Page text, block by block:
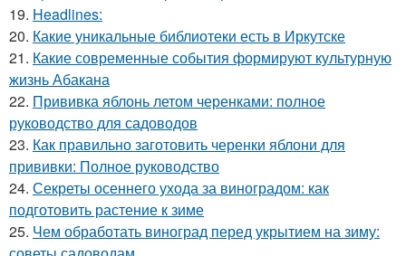
19. Headlines:
20. Какие уникальные библиотеки есть в Иркутске
21. Какие современные события формируют культурную
жизнь Абакана
22. Прививка яблонь летом черенками: полное
руководство для садоводов
23. Как правильно заготовить черенки яблони для
прививки: Полное руководство
24. Секреты осеннего ухода за виноградом: как
подготовить растение к зиме
25. Чем обработать виноград перед укрытием на зиму: